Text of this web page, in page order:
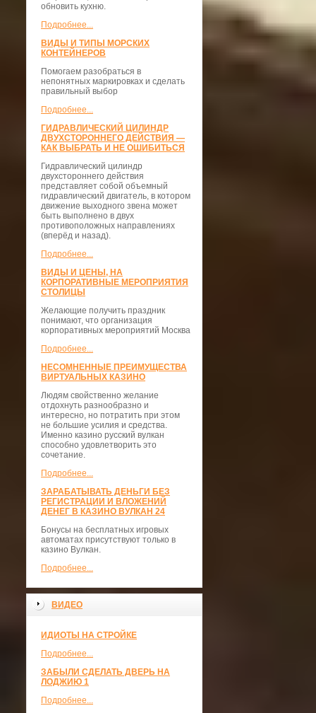
обновить кухню.
Подробнее...
ВИДЫ И ТИПЫ МОРСКИХ
КОНТЕЙНЕРОВ
Помогаем разобраться в
непонятных маркировках и сделать
правильный выбор
Подробнее...
ГИДРАВЛИЧЕСКИЙ ЦИЛИНДР
ДВУХСТОРОННЕГО ДЕЙСТВИЯ —
КАК ВЫБРАТЬ И НЕ ОШИБИТЬСЯ
Гидравлический цилиндр
двухстороннего действия
представляет собой объемный
гидравлический двигатель, в котором
движение выходного звена может
быть выполнено в двух
противоположных направлениях
(вперёд и назад).
Подробнее...
ВИДЫ И ЦЕНЫ, НА
КОРПОРАТИВНЫЕ МЕРОПРИЯТИЯ
СТОЛИЦЫ
Желающие получить праздник
понимают, что организация
корпоративных мероприятий Москва
Подробнее...
НЕСОМНЕННЫЕ ПРЕИМУЩЕСТВА
ВИРТУАЛЬНЫХ КАЗИНО
Людям свойственно желание
отдохнуть разнообразно и
интересно, но потратить при этом
не большие усилия и средства.
Именно казино русский вулкан
способно удовлетворить это
сочетание.
Подробнее...
ЗАРАБАТЫВАТЬ ДЕНЬГИ БЕЗ
РЕГИСТРАЦИИ И ВЛОЖЕНИЙ
ДЕНЕГ В КАЗИНО ВУЛКАН 24
Бонусы на бесплатных игровых
автоматах присутствуют только в
казино Вулкан.
Подробнее...
ВИДЕО
ИДИОТЫ НА СТРОЙКЕ
Подробнее...
ЗАБЫЛИ СДЕЛАТЬ ДВЕРЬ НА
ЛОДЖИЮ 1
Подробнее...